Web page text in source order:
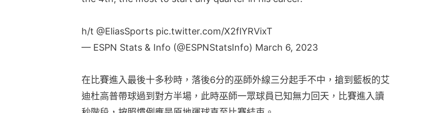
h/t @EliasSports pic.twitter.com/X2flYRVixT
— ESPN Stats & Info (@ESPNStatsInfo) March 6, 2023
在比賽進入最後十多秒時，落後6分的巫師外線三分起手不中，搶到籃板的艾
迪杜高普帶球過到對方半場，此時巫師一眾球員已知無力回天，比賽進入讀